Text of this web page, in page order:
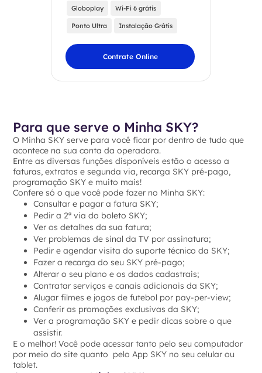
Globoplay Wi-Fi 6 grátis
Ponto Ultra Instalação Grátis
Contrate Online
Para que serve o Minha SKY?
O Minha SKY serve para você ficar por dentro de tudo que
acontece na sua conta da operadora.
Entre as diversas funções disponíveis estão o acesso a
faturas, extratos e segunda via, recarga SKY pré-pago,
programação SKY e muito mais!
Confere só o que você pode fazer no Minha SKY:
Consultar e pagar a fatura SKY;
Pedir a 2ª via do boleto SKY;
Ver os detalhes da sua fatura;
Ver problemas de sinal da TV por assinatura;
Pedir e agendar visita do suporte técnico da SKY;
Fazer a recarga do seu SKY pré-pago;
Alterar o seu plano e os dados cadastrais;
Contratar serviços e canais adicionais da SKY;
Alugar filmes e jogos de futebol por pay-per-view;
Conferir as promoções exclusivas da SKY;
Ver a programação SKY e pedir dicas sobre o que
assistir.
E o melhor! Você pode acessar tanto pelo seu computador
por meio do site quanto pelo App SKY no seu celular ou
tablet.